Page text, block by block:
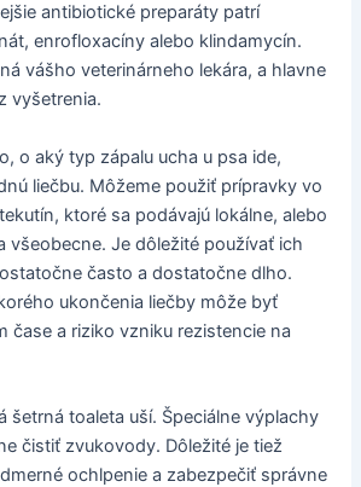
antibiotické preparáty patrí
enrofloxacíny alebo klindamycín.
vášho veterinárneho lekára, a hlavne
vyšetrenia.
o aký typ zápalu ucha u psa ide,
liečbu. Môžeme použiť prípravky vo
ktoré sa podávajú lokálne, alebo
všeobecne. Je dôležité používať ich
často a dostatočne dlho.
ukončenia liečby môže byť
čase a riziko vzniku rezistencie na
šetrná toaleta uší. Špeciálne výplachy
čistiť zvukovody. Dôležité je tiež
ochlpenie a zabezpečiť správne